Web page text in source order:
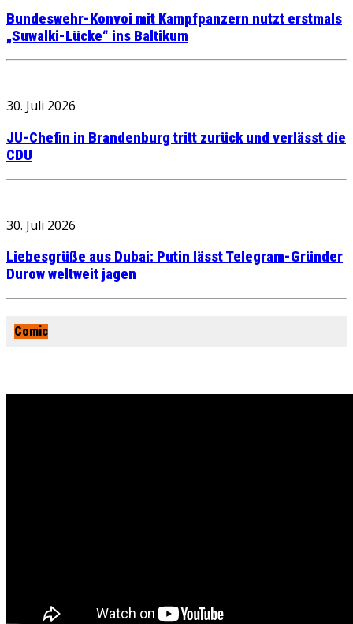
Bundeswehr-Konvoi mit Kampfpanzern nutzt erstmals
„Suwalki-Lücke“ ins Baltikum
30. Juli 2026
JU-Chefin in Brandenburg tritt zurück und verlässt die
CDU
30. Juli 2026
Liebesgrüße aus Dubai: Putin lässt Telegram-Gründer
Durow weltweit jagen
Comic